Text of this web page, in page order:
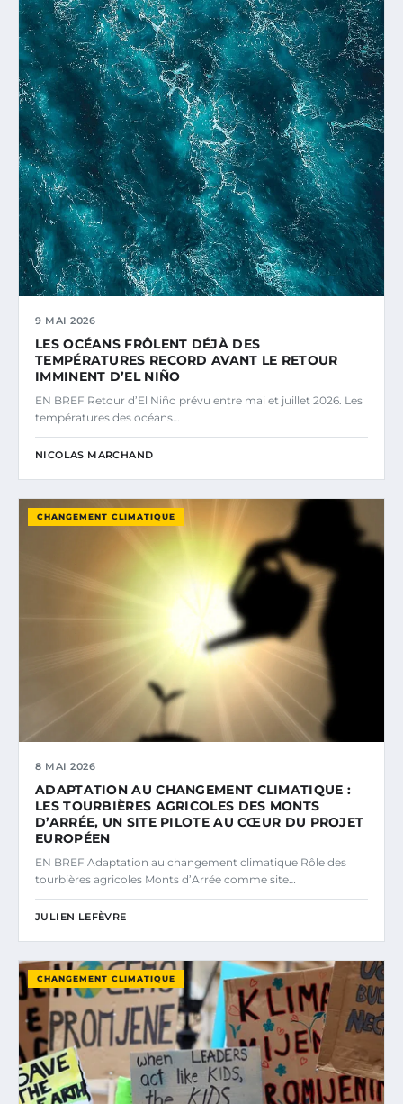
9 MAI 2026
LES OCÉANS FRÔLENT DÉJÀ DES
TEMPÉRATURES RECORD AVANT LE RETOUR
IMMINENT D’EL NIÑO
EN BREF Retour d’El Niño prévu entre mai et juillet 2026. Les
températures des océans…
NICOLAS MARCHAND
CHANGEMENT CLIMATIQUE
8 MAI 2026
ADAPTATION AU CHANGEMENT CLIMATIQUE :
LES TOURBIÈRES AGRICOLES DES MONTS
D’ARRÉE, UN SITE PILOTE AU CŒUR DU PROJET
EUROPÉEN
EN BREF Adaptation au changement climatique Rôle des
tourbières agricoles Monts d’Arrée comme site…
JULIEN LEFÈVRE
CHANGEMENT CLIMATIQUE